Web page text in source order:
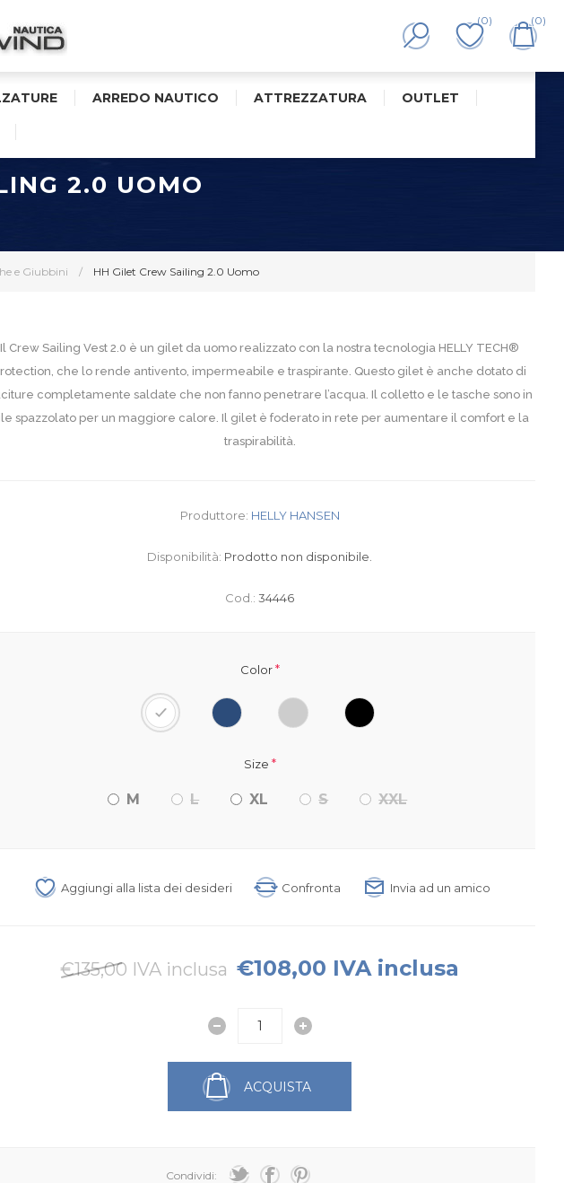
(0) (0)
ARREDO NAUTICO ATTREZZATURA OUTLET
e Giubbini / HH Gilet Crew Sailing 2.0 Uomo
2.0 UOMO
Il Crew Sailing Vest 2.0 è un gilet da uomo realizzato con la nostra tecnologia HELLY TECH®
che lo rende antivento, impermeabile e traspirante. Questo gilet è anche dotato di
completamente saldate che non fanno penetrare l’acqua. Il colletto e le tasche sono in
spazzolato per un maggiore calore. Il gilet è foderato in rete per aumentare il comfort e la
traspirabilità.
Produttore: HELLY HANSEN
Disponibilità: Prodotto non disponibile.
Cod.: 34446
Color*
Size *
M L XL S XXL
Aggiungi alla lista dei desideri Confronta Invia ad un amico
€135,00 IVA inclusa €108,00 IVA inclusa
ACQUISTA
Condividi: